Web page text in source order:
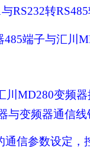
与RS232转RS485
485端子与汇川
川MD280变频
与变频器通信
通信参数设定，